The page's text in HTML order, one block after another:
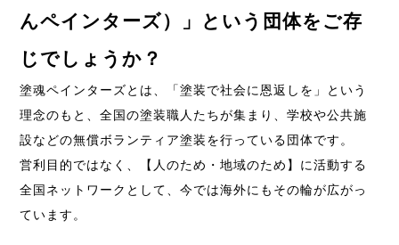
んペインターズ）」という団体をご存
じでしょうか？
塗魂ペインターズとは、「塗装で社会に恩返しを」という
理念のもと、全国の塗装職人たちが集まり、学校や公共施
設などの無償ボランティア塗装を行っている団体です。
営利目的ではなく、【人のため・地域のため】に活動する
全国ネットワークとして、今では海外にもその輪が広がっ
ています。